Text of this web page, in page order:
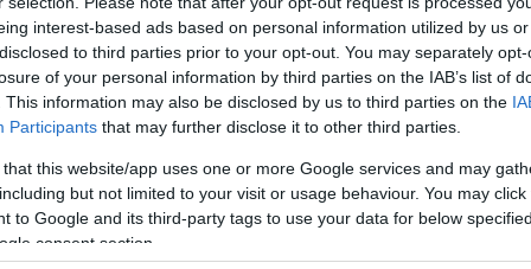
interest-based ads based on personal information utilized by us
to third parties prior to your opt-out. You may separately
of your personal information by third parties on the IAB’s list of
This information may also be disclosed by us to third parties on the
Participants that may further disclose it to other third parties.
that this website/app uses one or more Google services and may
but not limited to your visit or usage behaviour. You may
to Google and its third-party tags to use your data for below
consent section.
Kártyás fizetés
– Panzió 1988-ban, Zalaapátiban nyitotta meg először
a családi vállalkozásban működő étterem 1998-
költözött, elődjétől 700 m-re, így most a 75-ös főút mentén